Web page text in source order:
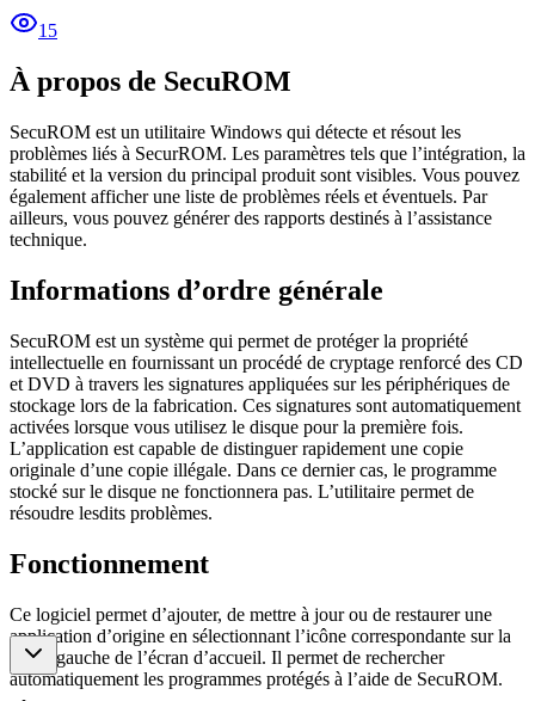
15
À propos de SecuROM
SecuROM est un utilitaire Windows qui détecte et résout les
problèmes liés à SecurROM. Les paramètres tels que l’intégration, la
stabilité et la version du principal produit sont visibles. Vous pouvez
également afficher une liste de problèmes réels et éventuels. Par
ailleurs, vous pouvez générer des rapports destinés à l’assistance
technique.
Informations d’ordre générale
SecuROM est un système qui permet de protéger la propriété
intellectuelle en fournissant un procédé de cryptage renforcé des CD
et DVD à travers les signatures appliquées sur les périphériques de
stockage lors de la fabrication. Ces signatures sont automatiquement
activées lorsque vous utilisez le disque pour la première fois.
L’application est capable de distinguer rapidement une copie
originale d’une copie illégale. Dans ce dernier cas, le programme
stocké sur le disque ne fonctionnera pas. L’utilitaire permet de
résoudre lesdits problèmes.
Fonctionnement
Ce logiciel permet d’ajouter, de mettre à jour ou de restaurer une
application d’origine en sélectionnant l’icône correspondante sur la
partie gauche de l’écran d’accueil. Il permet de rechercher
automatiquement les programmes protégés à l’aide de SecuROM.